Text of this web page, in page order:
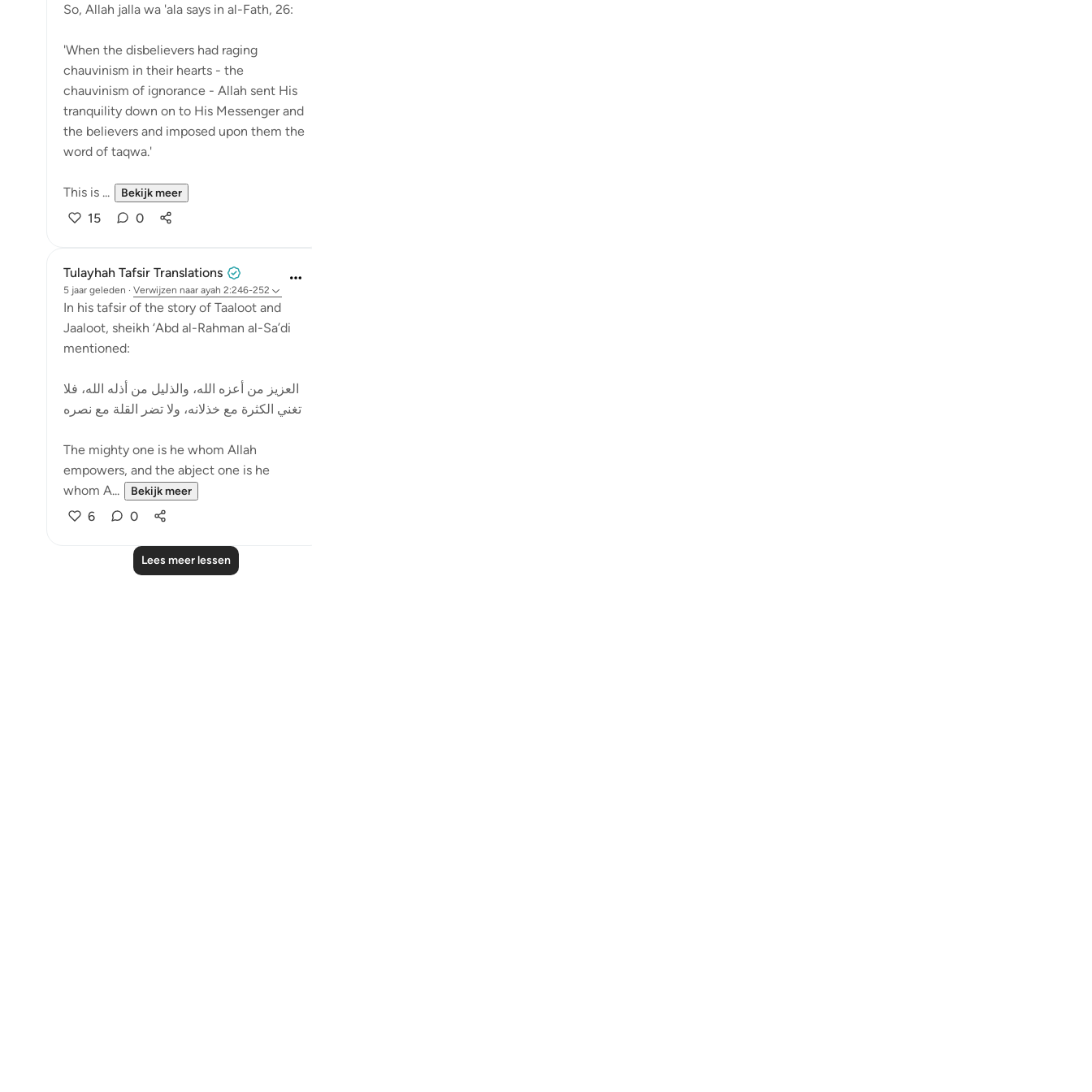
So, Allah jalla wa 'ala says in al-Fath, 26:
'When the disbelievers had raging
chauvinism in their hearts - the
chauvinism of ignorance - Allah sent His
tranquility down on to His Messenger and
the believers and imposed upon them the
word of taqwa.'
This is ... Bekijk meer
15 0
Tulayhah Tafsir Translations
5 jaar geleden · Verwijzen naar ayah 2:246-252
In his tafsir of the story of Taaloot and
Jaaloot, sheikh ‘Abd al-Rahman al-Sa’di
mentioned:
العزيز من أعزه الله، والذليل من أذله الله، فلا
تغني الكثرة مع خذلانه، ولا تضر القلة مع نصره
The mighty one is he whom Allah
empowers, and the abject one is he
whom A...
Bekijk meer
6 0
Lees meer lessen